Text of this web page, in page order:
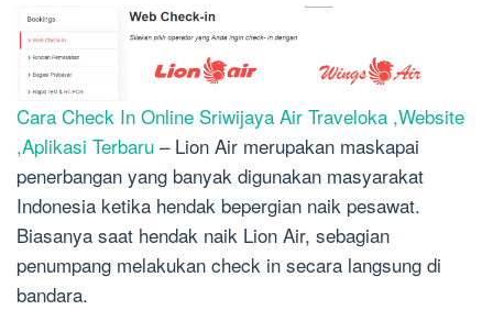
Cara Check In Online Sriwijaya Air Traveloka ,Website
,Aplikasi Terbaru – Lion Air merupakan maskapai
penerbangan yang banyak digunakan masyarakat
Indonesia ketika hendak bepergian naik pesawat.
Biasanya saat hendak naik Lion Air, sebagian
penumpang melakukan check in secara langsung di
bandara.